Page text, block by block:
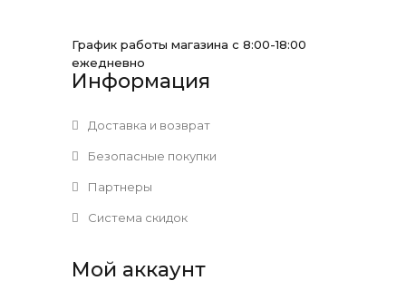
График работы магазина с 8:00-18:00
ежедневно
Информация
Доставка и возврат
Безопасные покупки
Партнеры
Система скидок
Мой аккаунт